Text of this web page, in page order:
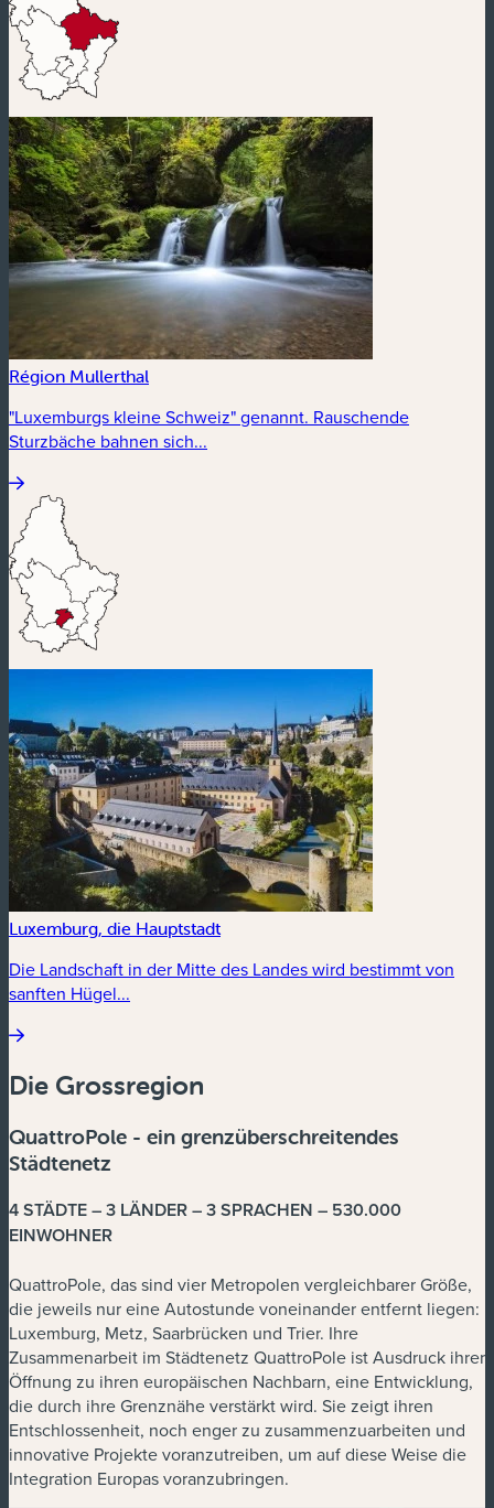
Région Mullerthal
"Luxemburgs kleine Schweiz" genannt. Rauschende
Sturzbäche bahnen sich...
Luxemburg, die Hauptstadt
Die Landschaft in der Mitte des Landes wird bestimmt von
sanften Hügel...
Die Grossregion
QuattroPole - ein grenzüberschreitendes
Städtenetz
4 STÄDTE – 3 LÄNDER – 3 SPRACHEN – 530.000
EINWOHNER
QuattroPole, das sind vier Metropolen vergleichbarer Größe,
die jeweils nur eine Autostunde voneinander entfernt liegen:
Luxemburg, Metz, Saarbrücken und Trier. Ihre
Zusammenarbeit im Städtenetz QuattroPole ist Ausdruck ihrer
Öffnung zu ihren europäischen Nachbarn, eine Entwicklung,
die durch ihre Grenznähe verstärkt wird. Sie zeigt ihren
Entschlossenheit, noch enger zu zusammenzuarbeiten und
innovative Projekte voranzutreiben, um auf diese Weise die
Integration Europas voranzubringen.